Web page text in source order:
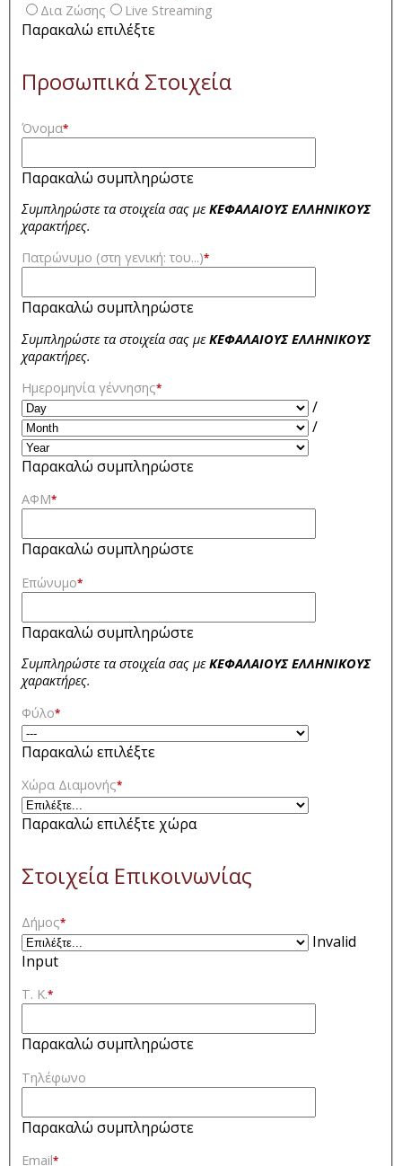
Δια Ζώσης Live Streaming
Παρακαλώ επιλέξτε
Προσωπικά Στοιχεία
Όνομα*
Παρακαλώ συμπληρώστε
Συμπληρώστε τα στοιχεία σας μεΚΕΦΑΛΑΙΟΥΣ ΕΛΛΗΝΙΚΟΥΣ
χαρακτήρες.
Πατρώνυμο (στη γενική: του...)*
Παρακαλώ συμπληρώστε
Συμπληρώστε τα στοιχεία σας μεΚΕΦΑΛΑΙΟΥΣ ΕΛΛΗΝΙΚΟΥΣ
χαρακτήρες.
Ημερομηνία γέννησης*
/
/
Παρακαλώ συμπληρώστε
ΑΦΜ*
Παρακαλώ συμπληρώστε
Επώνυμο*
Παρακαλώ συμπληρώστε
Συμπληρώστε τα στοιχεία σας μεΚΕΦΑΛΑΙΟΥΣ ΕΛΛΗΝΙΚΟΥΣ
χαρακτήρες.
Φύλο*
Παρακαλώ επιλέξτε
Χώρα Διαμονής*
Παρακαλώ επιλέξτε χώρα
Στοιχεία Επικοινωνίας
Δήμος*
Invalid
Input
Τ. Κ.*
Παρακαλώ συμπληρώστε
Τηλέφωνο
Παρακαλώ συμπληρώστε
Email*